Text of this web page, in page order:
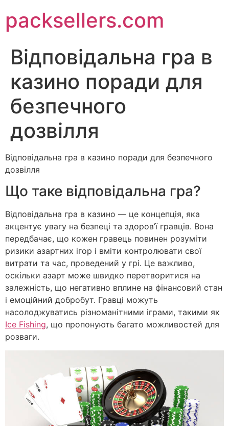
packsellers.com
Відповідальна гра в
казино поради для
безпечного
дозвілля
Відповідальна гра в казино поради для безпечного
дозвілля
Що таке відповідальна гра?
Відповідальна гра в казино — це концепція, яка
акцентує увагу на безпеці та здоров’ї гравців. Вона
передбачає, що кожен гравець повинен розуміти
ризики азартних ігор і вміти контролювати свої
витрати та час, проведений у грі. Це важливо,
оскільки азарт може швидко перетворитися на
залежність, що негативно вплине на фінансовий стан
і емоційний добробут. Гравці можуть
насолоджуватись різноманітними іграми, такими як
Ice Fishing, що пропонують багато можливостей для
розваги.